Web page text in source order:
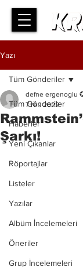
Yazı
Tüm Gönderiler
Haberler
Yeni Çıkanlar
Röportajlar
Listeler
Yazılar
Albüm İncelemeleri
Öneriler
Grup İncelemeleri
Tüm Gönderiler
Şarkı!
defne ergenoglu
7 Nis 2022